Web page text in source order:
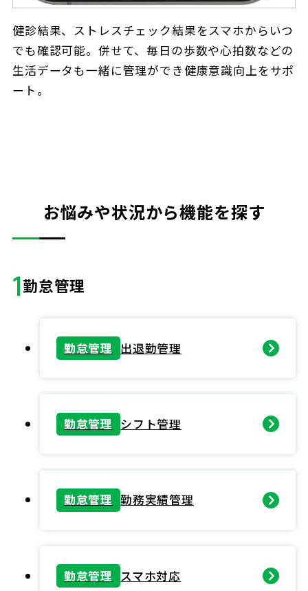
健診結果、ストレスチェック結果をスマホからいつ
でも確認可能。併せて、毎日の歩数や心拍数などの
生活データも一緒に管理ができ健康意識向上をサポ
ート。
お悩みや状況から機能を探す
1勤怠管理
勤怠管理 出退勤管理
勤怠管理 シフト管理
勤怠管理 勤務実績管理
勤怠管理 スマホ対応